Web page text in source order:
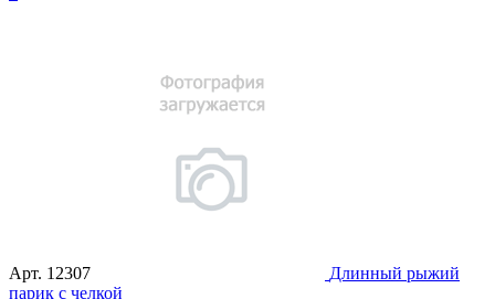
Арт. 12307
Длинный рыжий
парик с челкой